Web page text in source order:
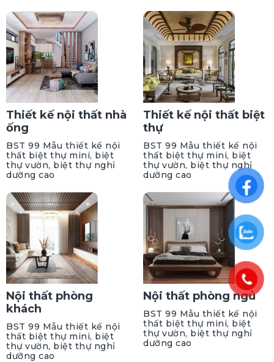
Thiết kế nội thất nhà
ống
BST 99 Mẫu thiết kế nội
thất biệt thự mini, biệt
thự vườn, biệt thự nghỉ
dưỡng cao
Thiết kế nội thất biệt
thự
BST 99 Mẫu thiết kế nội
thất biệt thự mini, biệt
thự vườn, biệt thự nghỉ
dưỡng cao
Nội thất phòng
khách
BST 99 Mẫu thiết kế nội
thất biệt thự mini, biệt
thự vườn, biệt thự nghỉ
dưỡng cao
Nội thất phòng ngủ
BST 99 Mẫu thiết kế nội
thất biệt thự mini, biệt
thự vườn, biệt thự nghỉ
dưỡng cao